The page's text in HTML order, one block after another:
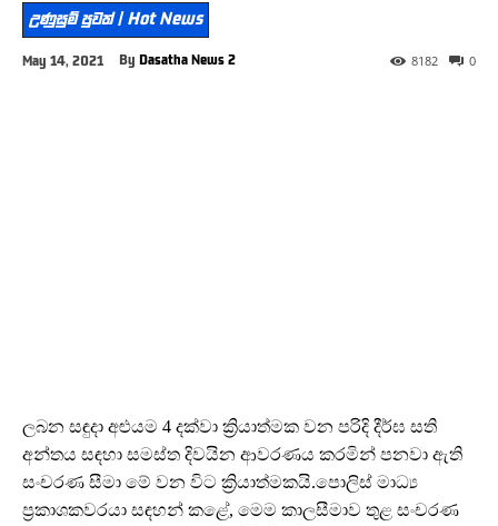
උණුසුම් පුවත් | Hot News
May 14, 2021 By Dasatha News 2 0
8182
ලබන සඳුදා අළුයම 4 දක්වා ක්‍රියාත්මක වන පරිදි දීර්ඝ සති
අන්තය සඳහා සමස්ත දිවයින ආවරණය කරමින් පනවා ඇති
සංචරණ සීමා මේ වන විට ක්‍රියාත්මකයි.පොලිස් මාධ්‍ය
ප්‍රකාශකවරයා සඳහන් කළේ, මෙම කාලසීමාව තුළ සංචරණ